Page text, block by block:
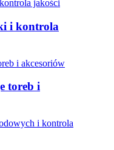
i kontrola
toreb i